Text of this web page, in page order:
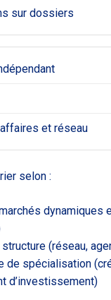
sur dossiers
et réseau
selon :
dynamiques
(réseau,
de spécialisation
d’investissement)